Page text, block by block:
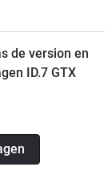
de version en
ID.7 GTX